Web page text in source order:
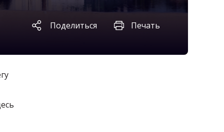
Поделиться Печать